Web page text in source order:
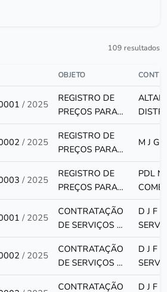
109 resultados
OBJETO
/ 2025
REGISTRO DE
PREÇOS PARA
FUTURA E
EVENTUAL
AQUISIÇÃO DE
MEDICAMENTOS
PARA ATENDER
AS DEMANDAS
DA PREFEITURA
MUNICIPAL DE
BAGRE,
ATRAVÉS DA
SECRETARIA
MUNICIPAL DE
LTDA
/ 2025
REGISTRO DE
PREÇOS PARA
FUTURA E
EVENTUAL
AQUISIÇÃO DE
MEDICAMENTOS
PARA ATENDER
AS DEMANDAS
DA PREFEITURA
MUNICIPAL DE
BAGRE,
ATRAVÉS DA
M J G
/ 2025
REGISTRO DE
PREÇOS PARA
FUTURA E
EVENTUAL
AQUISIÇÃO DE
MEDICAMENTOS
PARA ATENDER
AS DEMANDAS
DA PREFEITURA
PDL
/ 2025
CONTRATAÇÃO
DE SERVIÇOS DE
MANUTENÇÃO
DE
EQUIPAMENTOS
DE
D J F
/ 2025
CONTRATAÇÃO
DE SERVIÇOS DE
MANUTENÇÃO
D J F
CONTRATAÇÃO
D J F